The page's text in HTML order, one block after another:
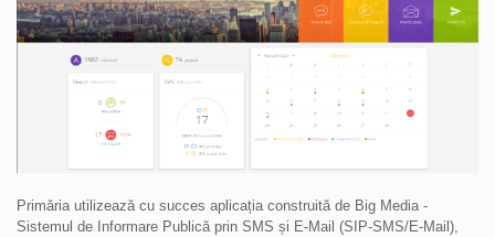
Primăria utilizează cu succes aplicația construită de Big Media -
Sistemul de Informare Publică prin SMS și E-Mail (SIP-SMS/E-Mail),